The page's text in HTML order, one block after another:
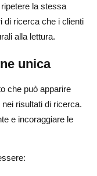
la stessa
di ricerca che i clienti
alla lettura.
unica
che può apparire
risultati di ricerca.
e incoraggiare le